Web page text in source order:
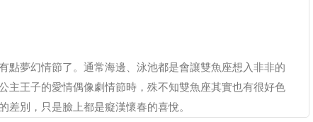
點夢幻情節了。通常海邊、泳池都是會讓雙魚座想入非非的
主王子的愛情偶像劇情節時，殊不知雙魚座其實也有很好色
別，只是臉上都是癡漢懷春的喜悅。